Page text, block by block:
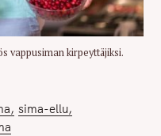
vappusiman kirpeyttäjiksi.
sima-ellu